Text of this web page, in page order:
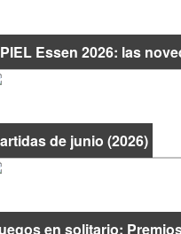
Essen 2026: las
de junio (2026)
en solitario: